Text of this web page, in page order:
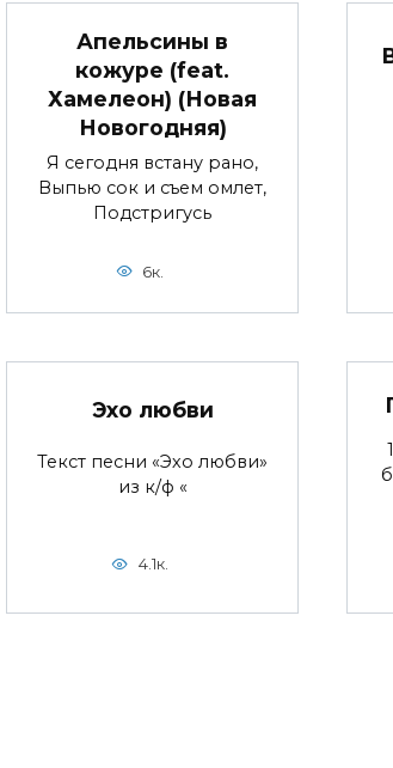
Апельсины в
кожуре (feat.
Хамелеон) (Новая
Новогодняя)
Я сегодня встану рано,
Выпью сок и съем омлет,
Подстригусь
6к.
Эхо любви
Текст песни «Эхо любви»
из к/ф «
4.1к.